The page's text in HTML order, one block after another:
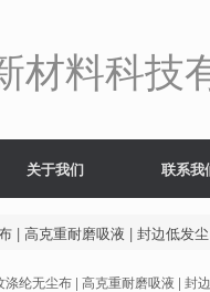
材料科技
关于我们 联系我
| 高克重耐磨吸液 | 封边低发
涤纶无尘布 | 高克重耐磨吸液 | 封